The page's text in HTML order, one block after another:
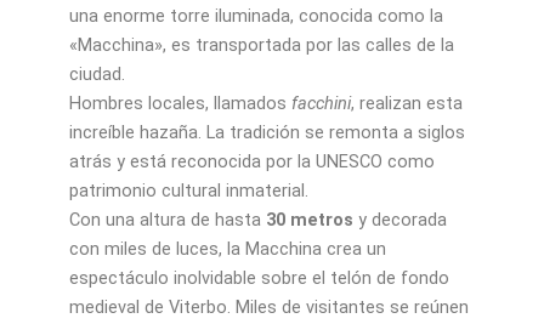
una enorme torre iluminada, conocida como la
«Macchina», es transportada por las calles de la
ciudad.
Hombres locales, llamados facchini, realizan esta
increíble hazaña. La tradición se remonta a siglos
atrás y está reconocida por la UNESCO como
patrimonio cultural inmaterial.
Con una altura de hasta 30 metros y decorada
con miles de luces, la Macchina crea un
espectáculo inolvidable sobre el telón de fondo
medieval de Viterbo. Miles de visitantes se reúnen